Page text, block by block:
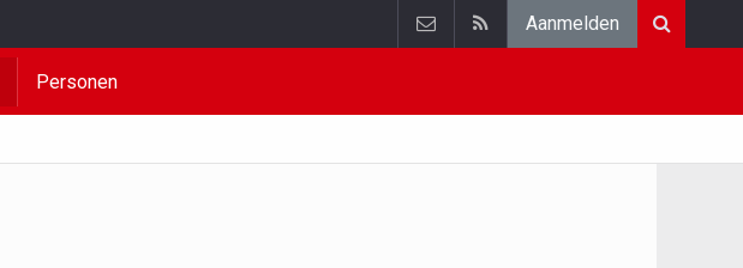
Aanmelden
Personen